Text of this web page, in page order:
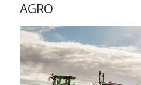
AGRO